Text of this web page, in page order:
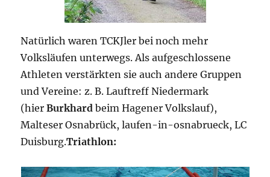
Natürlich waren TCKJler bei noch mehr
Volksläufen unterwegs. Als aufgeschlossene
Athleten verstärkten sie auch andere Gruppen
und Vereine: z. B. Lauftreff Niedermark
(hierBurkhard beim Hagener Volkslauf),
Malteser Osnabrück, laufen-in-osnabrueck, LC
Duisburg.Triathlon: